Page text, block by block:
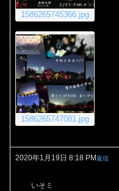
1586265745366.jpg
1586265747081.jpg
2020年1月19日 8:18 PM返信
いそミ